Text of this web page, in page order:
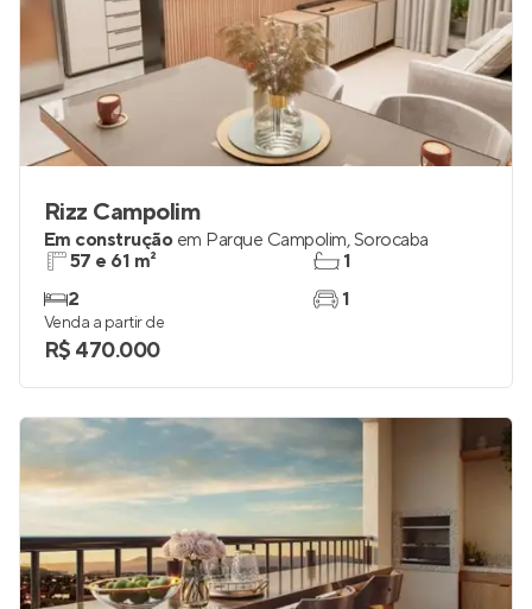
Rizz Campolim
Em construção em Parque Campolim,Sorocaba
57 e 61 m²
2
1
1
Venda a partir de
R$ 470.000